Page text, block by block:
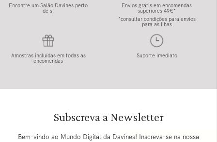
Encontre um Salão Davines perto
de si
Envios grátis em encomendas
superiores 49€*
*consultar condições para envios
para as Ilhas
Amostras incluídas em todas as
encomendas
Suporte imediato
Subscreva a Newsletter
Bem-vindo ao Mundo Digital da Davines! Inscreva-se na nossa